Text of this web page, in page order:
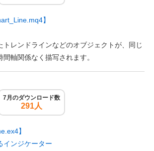
】
トレンドラインなどのオブジェクトが、同じ
軸関係なく描写されます。
】
インジケーター
7月のダウンロード数
291人